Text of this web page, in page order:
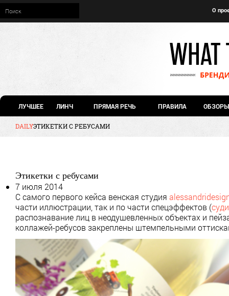
О
ЛУЧШЕЕ ЛИНЧ ПРЯМАЯ РЕЧЬ ПРАВИЛА ОБЗОРЫ
DAILYЭТИКЕТКИ С РЕБУСАМИ
Этикетки с ребусами
7 июля 2014
С самого первого кейса венская студия
части иллюстрации, так и по части спецэффектов (
распознавание лиц в неодушевленных объектах и
коллажей-ребусов закреплены штемпельными